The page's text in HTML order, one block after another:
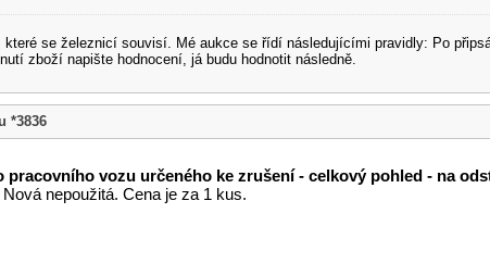
se železnicí souvisí. Mé aukce se řídí následujícími pravidly: Po
zboží napište hodnocení, já budu hodnotit následně.
*3836
vozu určeného ke zrušení - celkový pohled - na
Nová nepoužitá. Cena je za 1 kus.